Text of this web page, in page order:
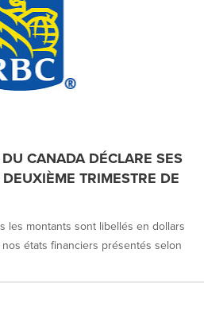
CANADA DÉCLARE SES
TRIMESTRE DE
les montants sont libellés en dollars
états financiers présentés selon